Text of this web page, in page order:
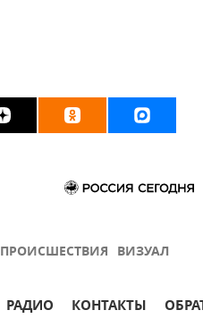
ПРОИСШЕСТВИЯ ВИЗУАЛ
РАДИО КОНТАКТЫ